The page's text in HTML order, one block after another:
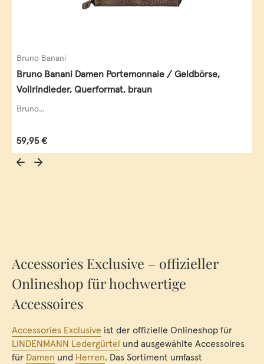
Bruno Banani
Bruno Banani Damen Portemonnaie / Geldbörse,
Vollrindleder, Querformat, braun
Bruno...
Regulärer Preis:
59,95 €
Accessories Exclusive – offizieller
Onlineshop für hochwertige
Accessoires
Accessories Exclusive ist der offizielle Onlineshop für
LINDENMANN Ledergürtel und ausgewählte Accessoires
für Damen und Herren. Das Sortiment umfasst